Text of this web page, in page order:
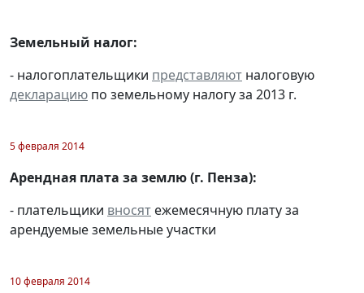
Земельный налог:
- налогоплательщики представляют налоговую
декларацию по земельному налогу за 2013 г.
5 февраля 2014
Арендная плата за землю (г. Пенза):
- плательщики вносят ежемесячную плату за
арендуемые земельные участки
10 февраля 2014